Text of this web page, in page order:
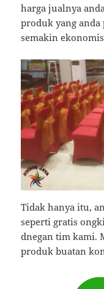
harga jualnya
produk yang anda
semakin
Tidak hanya itu,
seperti gratis
dnegan tim kami.
produk buatan